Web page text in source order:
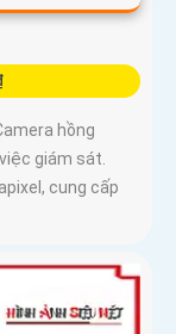
hồng
giám sát.
cung cấp